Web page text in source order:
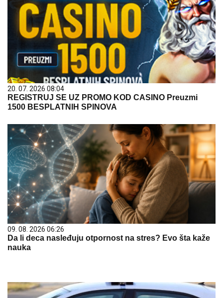
20. 07. 2026 08:04
REGISTRUJ SE UZ PROMO KOD CASINO Preuzmi
1500 BESPLATNIH SPINOVA
09. 08. 2026 06:26
Da li deca nasleđuju otpornost na stres? Evo šta kaže
nauka